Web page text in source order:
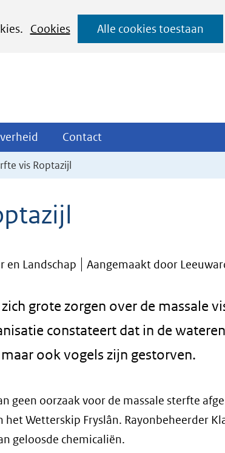
Cookies
Alle cookies toestaan
Ga
naar
Overheid
Uitklappen
Contact
Uitklappen
vis Roptazijl
en Landschap Aangemaakt door
grote zorgen over de massale
constateert dat in de
ook vogels zijn gestorven.
geen oorzaak voor de massale sterfte
Wetterskip Fryslân. Rayonbeheerder
geloosde chemicaliën.